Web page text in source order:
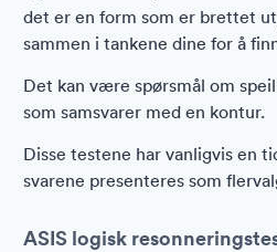
det er en form som er brettet
sammen i tankene dine for å
Det kan være spørsmål om
som samsvarer med en kontur.
Disse testene har vanligvis en
svarene presenteres som
ASIS logisk